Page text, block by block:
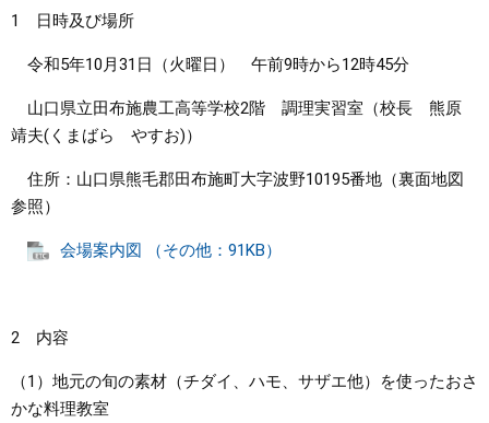
1 日時及び場所
令和5年10月31日（火曜日） 午前9時から12時45分
山口県立田布施農工高等学校2階 調理実習室（校長 熊原
靖夫(くまばら やすお)）
住所：山口県熊毛郡田布施町大字波野10195番地（裏面地図
参照）
会場案内図 （その他：91KB）
2 内容
（1）地元の旬の素材（チダイ、ハモ、サザエ他）を使ったおさ
かな料理教室